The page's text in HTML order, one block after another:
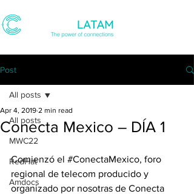
Post
All posts
MWC22
RedHat
Amdocs
All posts
Conecta Mexico – DÍA 1
Apr 4, 2019 2 min read
Comienzó el #ConectaMexico, foro
regional de telecom producido y
organizado por nosotras de Conecta